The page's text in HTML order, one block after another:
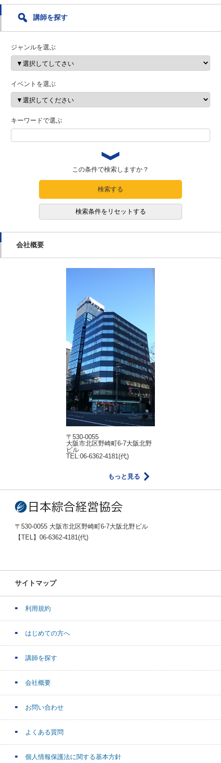
講師を探す
ジャンルを選ぶ
イベントを選ぶ
キーワードで選ぶ
この条件で検索しますか？
検索する
検索条件をリセットする
会社概要
〒530-0055
大阪市北区野崎町6-7大阪北野
ビル
TEL:06-6362-4181(代)
もっと見る
〒530-0055 大阪市北区野崎町6-7大阪北野ビル
【TEL】06-6362-4181(代)
サイトマップ
利用規約
はじめての方へ
講師を探す
会社概要
お問い合わせ
よくある質問
個人情報保護法に関する基本方針